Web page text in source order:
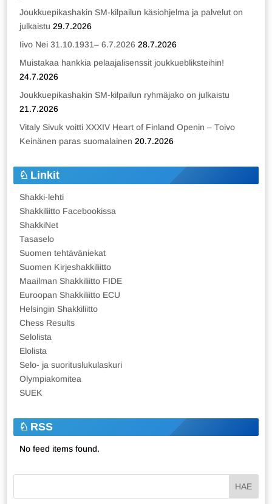
Joukkuepikashakin SM-kilpailun käsiohjelma ja palvelut on
julkaistu 29.7.2026
Iivo Nei 31.10.1931– 6.7.2026 28.7.2026
Muistakaa hankkia pelaajalisenssit joukkuebliksteihin!
24.7.2026
Joukkuepikashakin SM-kilpailun ryhmäjako on julkaistu
21.7.2026
Vitaly Sivuk voitti XXXIV Heart of Finland Openin – Toivo
Keinänen paras suomalainen 20.7.2026
Linkit
Shakki-lehti
Shakkiliitto Facebookissa
ShakkiNet
Tasaselo
Suomen tehtäväniekat
Suomen Kirjeshakkiliitto
Maailman Shakkiliitto FIDE
Euroopan Shakkiliitto ECU
Helsingin Shakkiliitto
Chess Results
Selolista
Elolista
Selo- ja suorituslukulaskuri
Olympiakomitea
SUEK
RSS
No feed items found.